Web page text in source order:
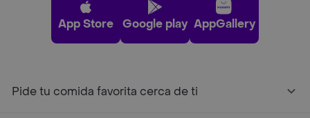
App Store Google play AppGallery
Pide tu comida favorita cerca de ti